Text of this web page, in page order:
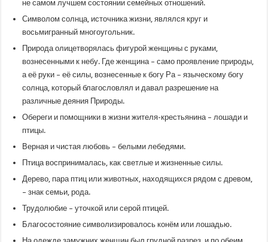
не самом лучшем состоянии семейных отношений.
Символом солнца, источника жизни, являлся круг и
восьмигранный многоугольник.
Природа олицетворялась фигурой женщины с руками,
вознесенными к небу. Где женщина – само проявление природы,
а её руки – её силы, вознесенные к богу Ра – языческому богу
солнца, который благословлял и давал разрешение на
различные деяния Природы.
Обереги и помощники в жизни жителя-крестьянина – лошади и
птицы.
Верная и чистая любовь – белыми лебедями.
Птица воспринималась, как светлые и жизненные силы.
Дерево, пара птиц или животных, находящихся рядом с древом,
– знак семьи, рода.
Трудолюбие – уточкой или серой птицей.
Благосостояние символизировалось конём или лошадью.